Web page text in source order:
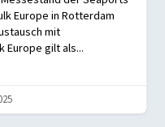
Europe in Rotterdam
mit
Europe gilt als...